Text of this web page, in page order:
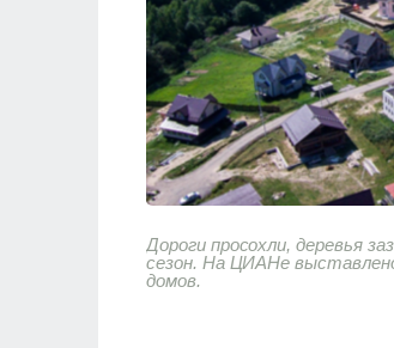
Дороги просохли, деревья
сезон. На ЦИАНе
домов.